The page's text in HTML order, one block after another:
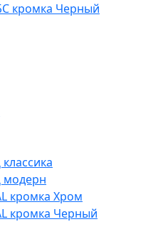
кромка Черный
кромка Хром
кромка Черный